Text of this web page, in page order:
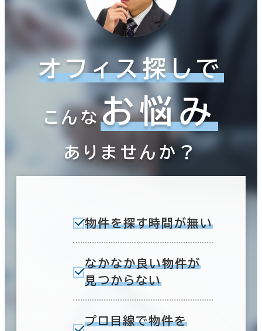
オフィス探しで
こんなお悩み
ありませんか？
物件を探す時間が無い
なかなか良い物件が
見つからない
プロ目線で物件を